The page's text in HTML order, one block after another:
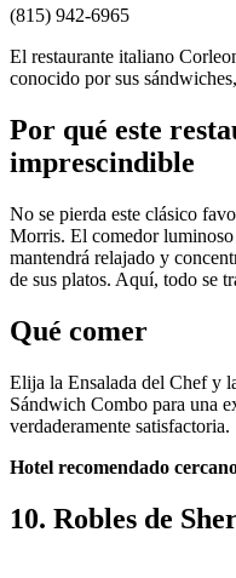
(815) 942-6965
El restaurante italiano
conocido por sus
Por qué este
imprescindible
No se pierda este clásico
Morris. El comedor
mantendrá relajado y
de sus platos. Aquí, todo se
Qué comer
Elija la Ensalada del Chef y
Sándwich Combo para una
verdaderamente satisfactoria.
Hotel recomendado
10. Robles de